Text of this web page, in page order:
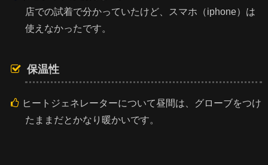
店での試着で分かっていたけど、スマホ（iphone）は
使えなかったです。
保温性
ヒートジェネレーターについて昼間は、グローブをつけ
たままだとかなり暖かいです。